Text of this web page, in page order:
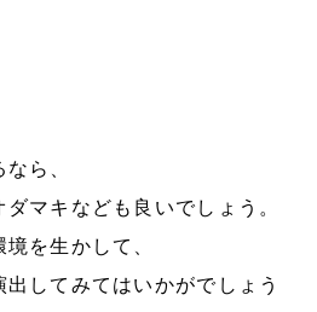
ら、
マキなども良いでしょう。
を生かして、
してみてはいかがでしょう